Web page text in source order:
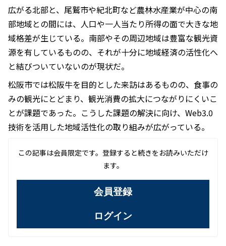
広がる北部と、尾鷲市や紀北町など農林水産業が中心の南
部地域との間には、人口や一人当たり所得の面で大きな地
域格差が生じている。南部やその周辺地域は豊富な観光資
源を有しているものの、それが十分に地域経済の活性化へ
と結びついていないのが現状だ。
松阪市では松阪牛を目的とした来訪はあるものの、食事の
みの観光にとどまり、観光消費の拡大につながりにくいこ
とが課題であった。こうした課題の解決に向け、Web3.0
技術を活用した地域活性化の取り組みが広がっている。
この記事は会員限定です。登録すると続きをお読みいただけ
ます。
会員登録
ログイン